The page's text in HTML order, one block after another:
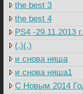
the best 3
the best 4
PS4 -29.11.2013
(.)(.)
и снова няша
и снова няша1
C Новым 2014